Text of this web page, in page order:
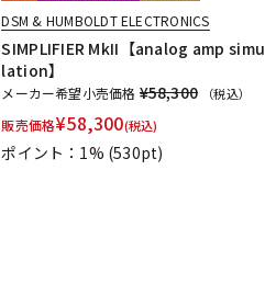
DSM & HUMBOLDT ELECTRONICS
SIMPLIFIER MkII【analog amp simu
lation】
メーカー希望小売価格 ¥58,300 （税込）
販売価格¥58,300(税込)
ポイント：1% (530pt)